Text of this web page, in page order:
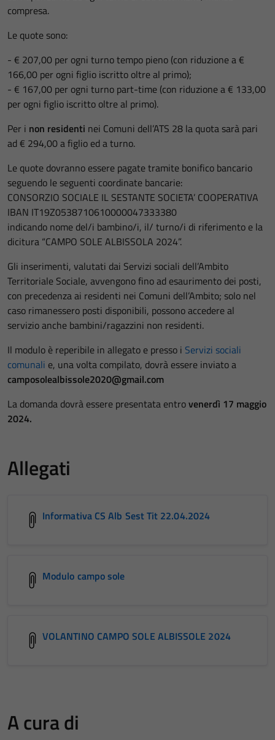
compresa.
Le quote sono:
- € 207,00 per ogni turno tempo pieno (con riduzione a €
166,00 per ogni figlio iscritto oltre al primo);
- € 167,00 per ogni turno part-time (con riduzione a € 133,00
per ogni figlio iscritto oltre al primo).
Per i non residenti nei Comuni dell’ATS 28 la quota sarà pari
ad € 294,00 a figlio ed a turno.
Le quote dovranno essere pagate tramite bonifico bancario
seguendo le seguenti coordinate bancarie:
CONSORZIO SOCIALE IL SESTANTE SOCIETA’ COOPERATIVA
IBAN IT19Z0538710610000047333380
indicando nome del/i bambino/i, il/ turno/i di riferimento e la
dicitura “CAMPO SOLE ALBISSOLA 2024”.
Gli inserimenti, valutati dai Servizi sociali dell’Ambito
Territoriale Sociale, avvengono fino ad esaurimento dei posti,
con precedenza ai residenti nei Comuni dell’Ambito; solo nel
caso rimanessero posti disponibili, possono accedere al
servizio anche bambini/ragazzini non residenti.
Il modulo è reperibile in allegato e presso i Servizi sociali
comunali e, una volta compilato, dovrà essere inviato a
camposolealbissole2020@gmail.com
La domanda dovrà essere presentata entrovenerdì 17 maggio
2024.
Allegati
Informativa CS Alb Sest Tit 22.04.2024
Modulo campo sole
VOLANTINO CAMPO SOLE ALBISSOLE 2024
A cura di